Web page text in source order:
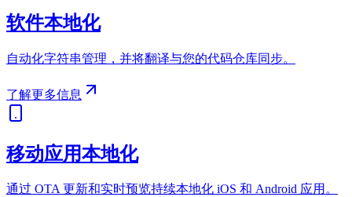
软件本地化
自动化字符串管理，并将翻译与您的代码仓库同步。
了解更多信息
移动应用本地化
通过 OTA 更新和实时预览持续本地化 iOS 和 Android 应用。